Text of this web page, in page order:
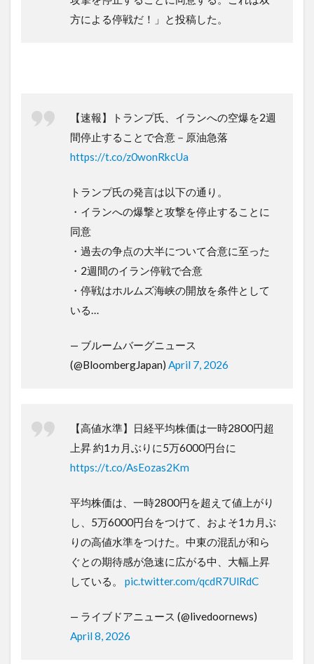
方による停戦だ！」と投稿した。
【速報】トランプ氏、イランへの空爆を2週
間停止することで合意－原油急落
https://t.co/z0wonRkcUa
トランプ氏の発言は以下の通り。
・イランへの爆撃と攻撃を停止することに
同意
・過去の争点の大半について合意に至った
・2週間のイラン停戦で合意
・停戦はホルムズ海峡の開放を条件として
いる…
— ブルームバーグニュース
(@BloombergJapan) April 7, 2026
【高値水準】日経平均株価は一時2800円超
上昇 約1カ月ぶりに5万6000円台に
https://t.co/AsEozas2Km
平均株価は、一時2800円を超えて値上がり
し、5万6000円台をつけて、およそ1カ月ぶ
りの高値水準をつけた。中東の混乱が和ら
ぐとの期待感が急速に広がる中、大幅上昇
している。 pic.twitter.com/qcdR7UlRdC
— ライブドアニュース (@livedoornews)
April 8, 2026